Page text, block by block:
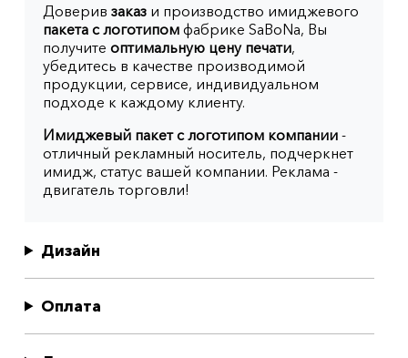
Доверив закази производство имиджевого
пакета с логотипомфабрике SaBoNa, Вы
получите оптимальную цену печати,
убедитесь в качестве производимой
продукции, сервисе, индивидуальном
подходе к каждому клиенту.
Имиджевый пакет с логотипом компании-
отличный рекламный носитель, подчеркнет
имидж, статус вашей компании. Реклама -
двигатель торговли!
Дизайн
Оплата